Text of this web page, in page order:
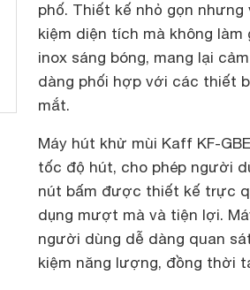
phố. Thiết kế nhỏ gọn
kiệm diện tích mà không
inox sáng bóng, mang lại
dàng phối hợp với các thiết
mắt.
Máy hút khử mùi Kaff KF-
tốc độ hút, cho phép người
nút bấm được thiết kế trực
dụng mượt mà và tiện lợi.
người dùng dễ dàng quan
kiệm năng lượng, đồng thời